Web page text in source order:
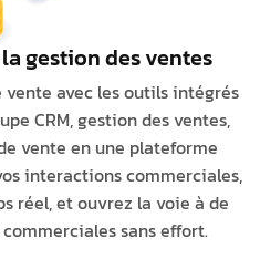
gestion des ventes
avec les outils intégrés
CRM, gestion des ventes,
vente en une plateforme
interactions commerciales,
réel, et ouvrez la voie à de
sans effort.